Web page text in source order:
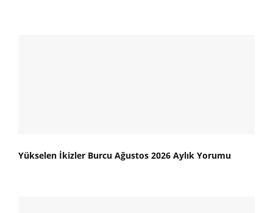
Yükselen İkizler Burcu Ağustos 2026 Aylık Yorumu